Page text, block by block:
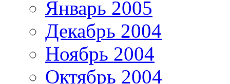
Январь 2005
Декабрь 2004
Ноябрь 2004
Октябрь 2004